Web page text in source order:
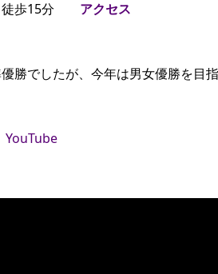
徒歩15分 アクセス
勝でしたが、今年は男女優勝を目指
YouTube